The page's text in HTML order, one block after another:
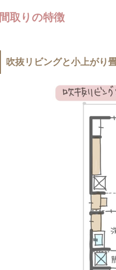
間取りの特徴
吹抜リビングと小上がり